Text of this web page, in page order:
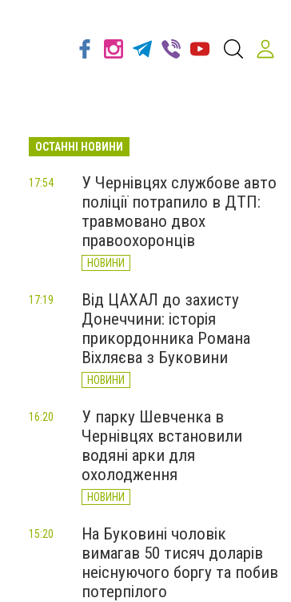
ОСТАННІ НОВИНИ
У Чернівцях службове авто
поліції потрапило в ДТП:
травмовано двох
правоохоронців
НОВИНИ
17:54
Від ЦАХАЛ до захисту
Донеччини: історія
прикордонника Романа
Віхляєва з Буковини
НОВИНИ
17:19
У парку Шевченка в
Чернівцях встановили
водяні арки для
охолодження
НОВИНИ
16:20
На Буковині чоловік
вимагав 50 тисяч доларів
неіснуючого боргу та побив
потерпілого
15:20